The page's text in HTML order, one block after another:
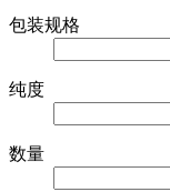
包装规格
纯度
数量